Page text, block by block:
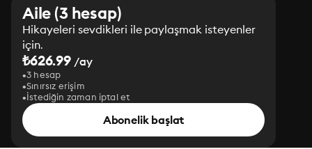
Aile (3 hesap)
Hikayeleri sevdikleri ile paylaşmak isteyenler
için.
₺626.99 /ay
3 hesap
Sınırsız erişim
İstediğin zaman iptal et
Abonelik başlat